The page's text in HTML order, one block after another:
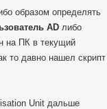
образом определять
AD либо
на ПК в текущий
то давно нашел скрипт
Unit дальше